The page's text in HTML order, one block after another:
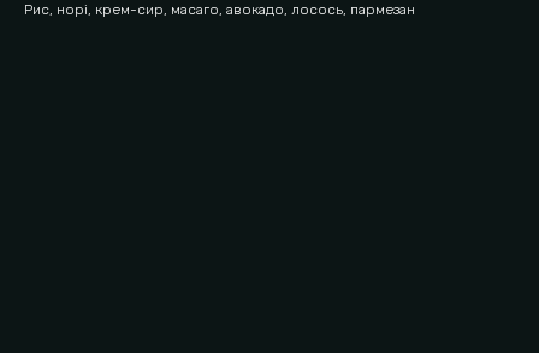
Рис, норі, крем-сир, масаго, авокадо, лосось, пармезан